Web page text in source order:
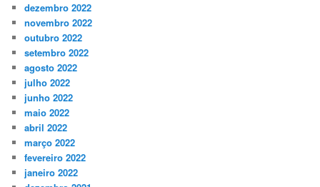
dezembro 2022
novembro 2022
outubro 2022
setembro 2022
agosto 2022
julho 2022
junho 2022
maio 2022
abril 2022
março 2022
fevereiro 2022
janeiro 2022